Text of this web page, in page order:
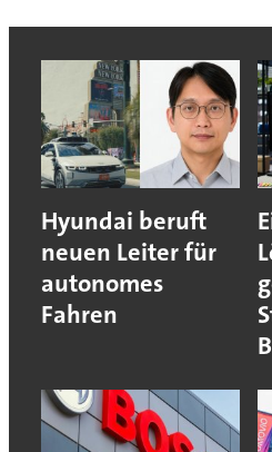
Hyundai beruft
neuen Leiter für
autonomes
Fahren